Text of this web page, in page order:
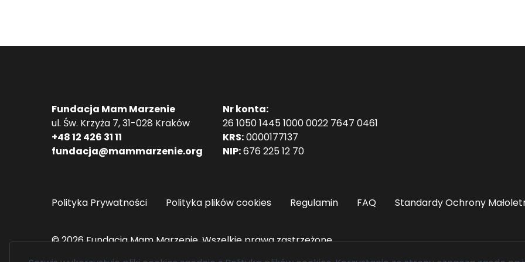
Fundacja Mam Marzenie
ul. Św. Krzyża 7, 31-028 Kraków
+48 12 426 31 11
fundacja@mammarzenie.org
Nr konta:
26 1050 1445 1000 0022 7647 0461
KRS:0000177137
NIP:676 225 12 70
Polityka Prywatności Polityka plików cookies Regulamin FAQ Standardy Ochrony
© 2026 Fundacja Mam Marzenie. Wszelkie prawa zastrzeżone.